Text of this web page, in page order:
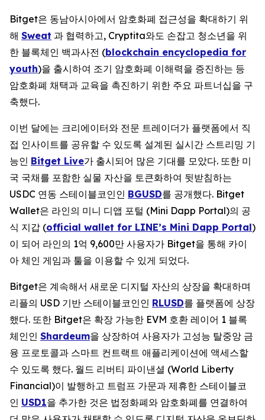
Bitget은 동남아시아에서 암호화폐 접근성을 확대하기 위
해 Sweat 과 협력하고, Cryptita와도 손잡고 청소년을 위
한 블록체인 백과사전 (blockchain encyclopedia for
youth)을 출시하여 조기 암호화폐 이해력을 증진하는 등
암호화폐 채택과 교육을 촉진하기 위한 주요 파트너십을 구
축했다.
이번 달에는 크리에이터와 전문 트레이더가 플랫폼에서 직
접 인사이트를 공유할 수 있도록 설계된 실시간 스트리밍 기
능인 Bitget Live가 출시되어 많은 기대를 모았다. 또한 미
국 국채를 포함한 실물 자산을 토큰화하여 뒷받침하는
USDC 연동 스테이블코인인 BGUSD를 공개했다. Bitget
Wallet은 라인의 미니 디앱 포털 (Mini Dapp Portal)의 공
식 지갑 (official wallet for LINE’s Mini Dapp Portal)
이 되어 라인의 1억 9,600만 사용자가 Bitget을 통해 카이
아 체인 게임과 툴을 이용할 수 있게 되었다.
Bitget은 계속해서 새로운 디지털 자산의 상장을 확대하며
리플의 USD 기반 스테이블코인인 RLUSD를 플랫폼에 상장
했다. 또한 Bitget은 확장 가능한 EVM 호환 레이어 1 블록
체인인 Shardeum을 상장하여 사용자가 고성능 탈중앙 금
융 프로토콜과 스마트 컨트랙트 애플리케이션에 액세스할
수 있도록 했다. 월드 리버티 파이낸셜 (World Liberty
Financial)이 발행하고 트럼프 가문과 제휴한 스테이블코
인 USD1을 추가한 것은 법정화폐와 암호화폐를 연결하여